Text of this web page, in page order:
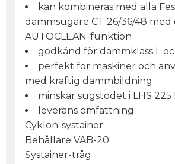
kan kombineras med alla
dammsugare CT 26/36/48
AUTOCLEAN-funktion
godkänd för dammklass L
perfekt för maskiner och
med kraftig dammbildning
minskar sugstödet i LHS 225
leverans omfattning:
Cyklon-systainer
Behållare VAB-20
Systainer-tråg